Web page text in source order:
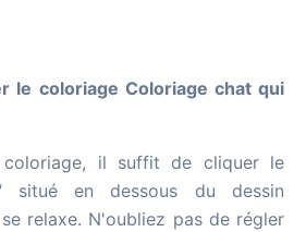
le coloriage Coloriage chat qui
coloriage, il suffit de cliquer le
situé en dessous du dessin
relaxe. N'oubliez pas de régler